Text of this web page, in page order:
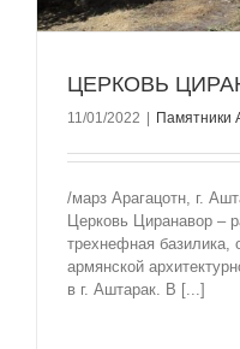
ЦЕРКОВЬ
11/01/2022 Памятники
/марз Арагацотн, г.
Церковь Циранавор –
трехнефная базилика,
армянской
в г. Аштарак. В [...]